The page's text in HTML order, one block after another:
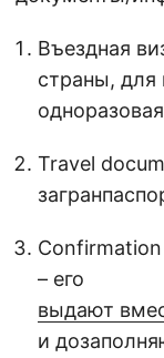
Въездная
страны, для
Travel
Confirmation
– его
выдают
и